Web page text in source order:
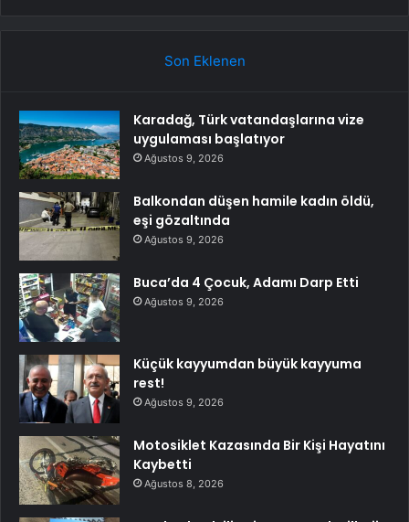
Son Eklenen
Karadağ, Türk vatandaşlarına vize
uygulaması başlatıyor
Ağustos 9, 2026
Balkondan düşen hamile kadın öldü,
eşi gözaltında
Ağustos 9, 2026
Buca’da 4 Çocuk, Adamı Darp Etti
Ağustos 9, 2026
Küçük kayyumdan büyük kayyuma
rest!
Ağustos 9, 2026
Motosiklet Kazasında Bir Kişi Hayatını
Kaybetti
Ağustos 8, 2026